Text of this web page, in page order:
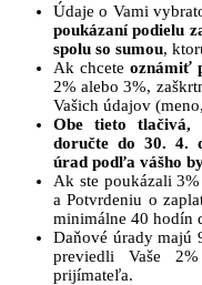
Údaje o Vami
poukázaní podielu
spolu so sumou,
Ak chcete oznámiť
2% alebo 3%,
Vašich údajov
Obe tieto tlačivá,
doručte do 30. 4.
úrad podľa vášho
Ak ste poukázali
a Potvrdeniu o
minimálne 40 hodín
Daňové úrady majú
previedli Vaše
prijímateľa.